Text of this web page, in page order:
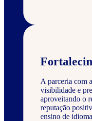
A parceria com
visibilidade e
aproveitando o
reputação
ensino de